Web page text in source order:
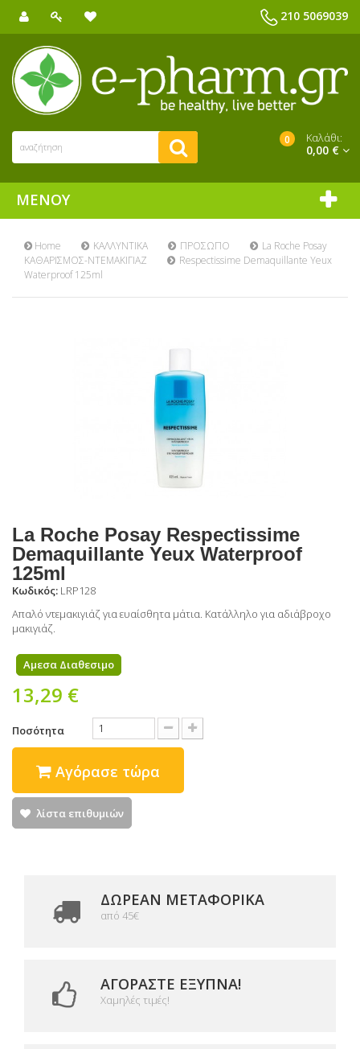
210 5069039
0 Καλάθι:
0,00 €
ΜΕΝΟΎ
Home ΚΑΛΛΥΝΤΙΚΑ
ΠΡΟΣΩΠΟ
ΚΑΘΑΡΙΣΜΟΣ-ΝΤΕΜΑΚΙΓΙΑΖ
La Roche Posay
Respectissime Demaquillante Yeux
Waterproof 125ml
La Roche Posay Respectissime
Demaquillante Yeux Waterproof
125ml
Κωδικός: LRP128
Απαλό ντεμακιγιάζ για ευαίσθητα μάτια. Κατάλληλο για αδιάβροχο
μακιγιάζ.
Αμεσα Διαθεσιμο
13,29 €
Ποσότητα
Αγόρασε τώρα
λίστα επιθυμιών
ΔΩΡΕΑΝ ΜΕΤΑΦΟΡΙΚΆ
από 45€
ΑΓΟΡΆΣΤΕ ΈΞΥΠΝΑ!
Χαμηλές τιμές!